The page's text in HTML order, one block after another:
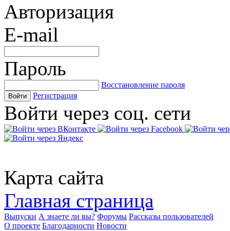
Авторизация
E-mail
Пароль
Восстановление пароля
Войти Регистрация
Войти через соц. сети
Карта сайта
Главная страница
Выпуски А знаете ли вы? Форумы Рассказы пользователей
О проекте Благодарности Новости